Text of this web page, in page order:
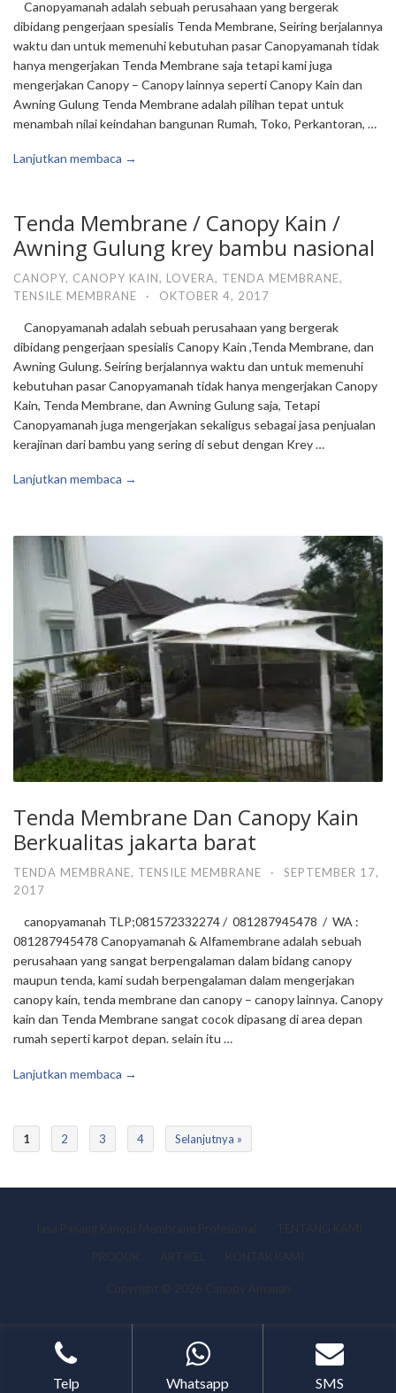
Canopyamanah adalah sebuah perusahaan yang bergerak
dibidang pengerjaan spesialis Tenda Membrane, Seiring berjalannya
waktu dan untuk memenuhi kebutuhan pasar Canopyamanah tidak
hanya mengerjakan Tenda Membrane saja tetapi kami juga
mengerjakan Canopy – Canopy lainnya seperti Canopy Kain dan
Awning Gulung Tenda Membrane adalah pilihan tepat untuk
menambah nilai keindahan bangunan Rumah, Toko, Perkantoran, …
Lanjutkan membaca →
Tenda Membrane / Canopy Kain /
Awning Gulung krey bambu nasional
CANOPY, CANOPY KAIN, LOVERA, TENDA MEMBRANE,
TENSILE MEMBRANE
· OKTOBER 4, 2017
Canopyamanah adalah sebuah perusahaan yang bergerak
dibidang pengerjaan spesialis Canopy Kain ,Tenda Membrane, dan
Awning Gulung. Seiring berjalannya waktu dan untuk memenuhi
kebutuhan pasar Canopyamanah tidak hanya mengerjakan Canopy
Kain, Tenda Membrane, dan Awning Gulung saja, Tetapi
Canopyamanah juga mengerjakan sekaligus sebagai jasa penjualan
kerajinan dari bambu yang sering di sebut dengan Krey …
Lanjutkan membaca →
Tenda Membrane Dan Canopy Kain
Berkualitas jakarta barat
TENDA MEMBRANE, TENSILE MEMBRANE ·
SEPTEMBER 17,
2017
canopyamanah TLP;081572332274 / 081287945478 / WA :
081287945478 Canopyamanah & Alfamembrane adalah sebuah
perusahaan yang sangat berpengalaman dalam bidang canopy
maupun tenda, kami sudah berpengalaman dalam mengerjakan
canopy kain, tenda membrane dan canopy – canopy lainnya. Canopy
kain dan Tenda Membrane sangat cocok dipasang di area depan
rumah seperti karpot depan. selain itu …
Lanjutkan membaca →
1 2 3 4 Selanjutnya »
Jasa Pasang Kanopi Membrane Profesional
TENTANG KAMI
PRODUK
ARTIKEL KONTAK KAMI
Copyright © 2026 Canopy Amanah
Telp Whatsapp SMS